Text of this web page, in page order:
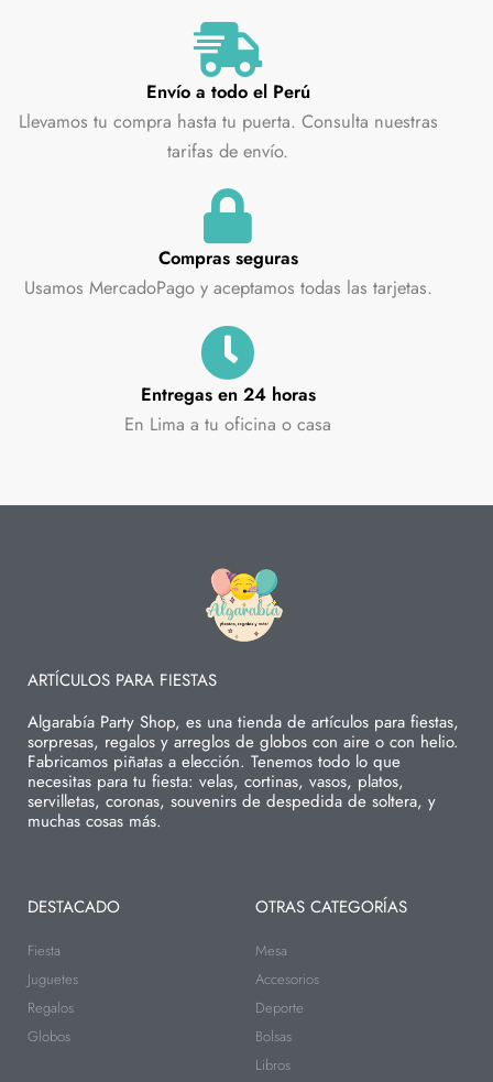
Envío a todo el Perú
Llevamos tu compra hasta tu puerta. Consulta nuestras
tarifas de envío.
Compras seguras
Usamos MercadoPago y aceptamos todas las tarjetas.
Entregas en 24 horas
En Lima a tu oficina o casa
ARTÍCULOS PARA FIESTAS
Algarabía Party Shop, es una tienda de artículos para fiestas,
sorpresas, regalos y arreglos de globos con aire o con helio.
Fabricamos piñatas a elección. Tenemos todo lo que
necesitas para tu fiesta: velas, cortinas, vasos, platos,
servilletas, coronas, souvenirs de despedida de soltera, y
muchas cosas más.
DESTACADO
Fiesta
Juguetes
Regalos
Globos
OTRAS CATEGORÍAS
Mesa
Accesorios
Deporte
Bolsas
Libros